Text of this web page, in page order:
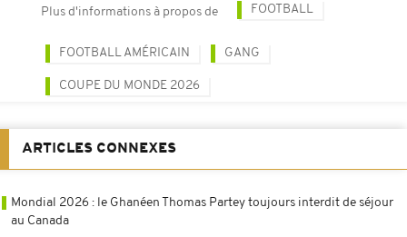
Plus d'informations à propos de FOOTBALL
FOOTBALL AMÉRICAIN GANG
COUPE DU MONDE 2026
ARTICLES CONNEXES
Mondial 2026 : le Ghanéen Thomas Partey toujours interdit de séjour
au Canada